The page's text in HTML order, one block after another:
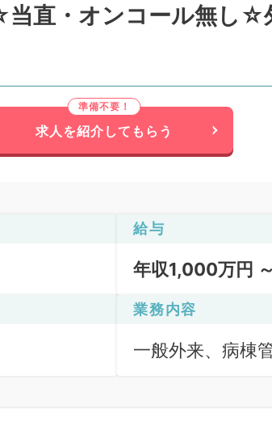
当直・オンコール無し☆
求人を紹介してもらう
給与
年収1,000万円
業務内容
一般外来、病棟